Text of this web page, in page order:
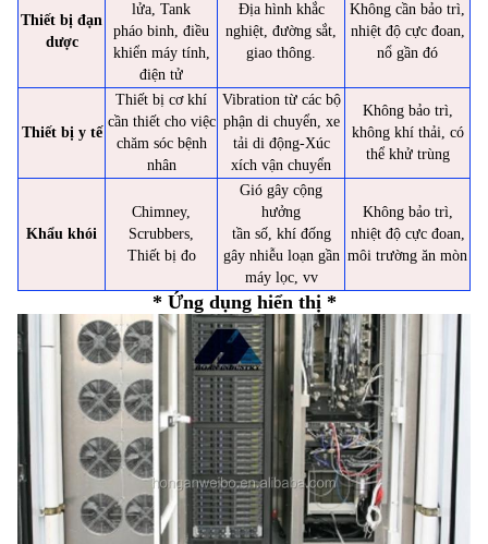
Thiết bị đạn
dược
lửa, Tank
pháo binh, điều
khiển máy tính,
điện tử
Địa hình khắc
nghiệt, đường sắt,
giao thông.
Không cần bảo trì,
nhiệt độ cực đoan,
nổ gần đó
Thiết bị y tế
Thiết bị cơ khí
cần thiết cho việc
chăm sóc bệnh
nhân
Vibration từ các bộ
phận di chuyển, xe
tải di động-Xúc
xích vận chuyển
Không bảo trì,
không khí thải, có
thể khử trùng
Khẩu khói
Chimney,
Scrubbers,
Thiết bị đo
Gió gây cộng
hưởng
tần số, khí đống
gây nhiễu loạn gần
máy lọc, vv
Không bảo trì,
nhiệt độ cực đoan,
môi trường ăn mòn
* Ứng dụng hiển thị *